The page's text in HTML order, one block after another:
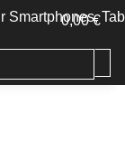
0,00 €